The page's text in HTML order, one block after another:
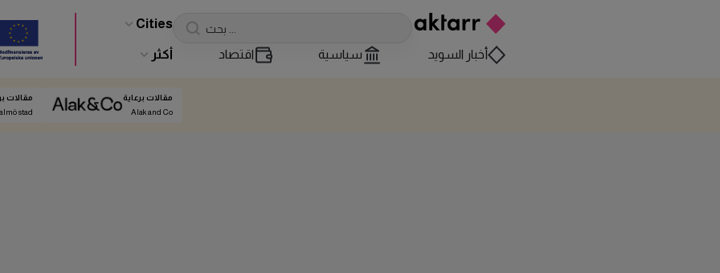
Cities
أخبار السويد سياسية اقتصاد أكثر
مقالات برعاية
Alak and Co
مقالات
stad